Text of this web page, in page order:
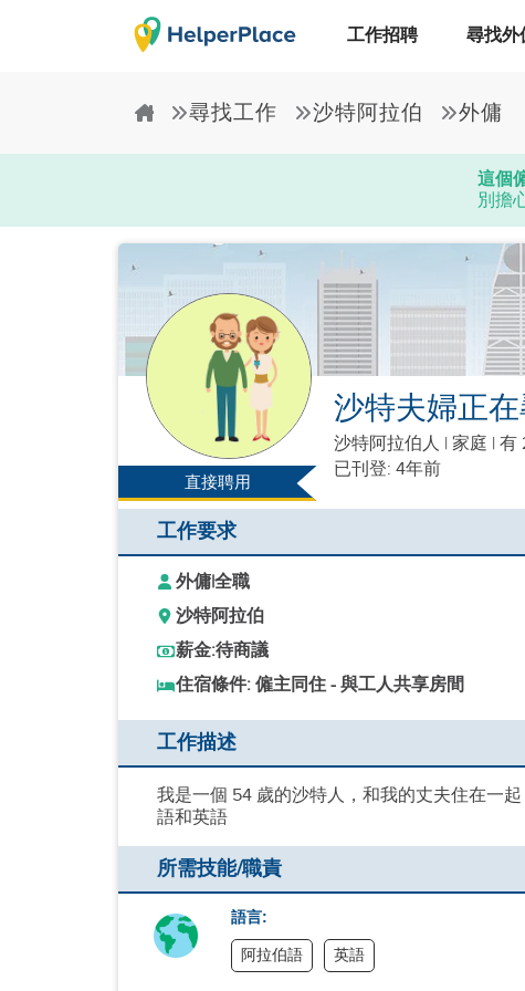
工作招聘 尋找外
尋找工作 沙特阿拉伯 外傭
這個
別擔
直接聘用
沙特夫婦正
沙特阿拉伯人 | 家庭 | 有
已刊登: 4年前
工作要求
外傭|全職
沙特阿拉伯
薪金:待商議
住宿條件: 僱主同住 - 與工人共享房間
工作描述
我是一個 54 歲的沙特人，和我的丈夫住在一
語和英語
所需技能/職責
語言:
阿拉伯語 英語